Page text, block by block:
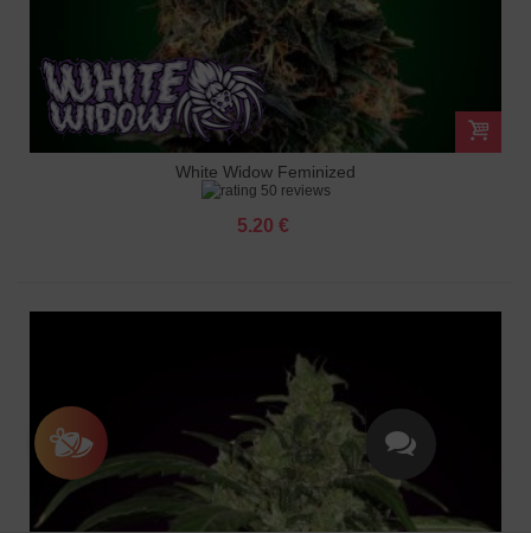
White Widow Feminized
50 reviews
5.20 €